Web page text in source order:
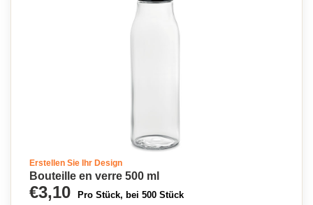
Erstellen Sie Ihr Design
Bouteille en verre 500 ml
€3,10 Pro Stück, bei 500 Stück